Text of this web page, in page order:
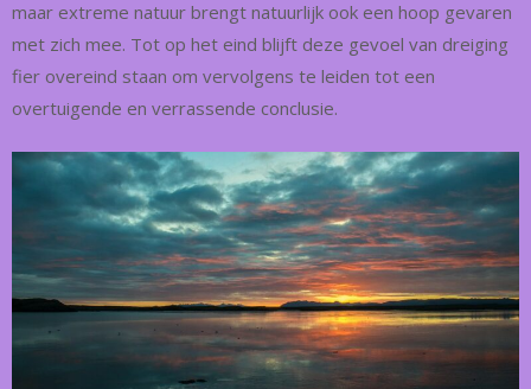
maar extreme natuur brengt natuurlijk ook een hoop gevaren
met zich mee. Tot op het eind blijft deze gevoel van dreiging
fier overeind staan om vervolgens te leiden tot een
overtuigende en verrassende conclusie.